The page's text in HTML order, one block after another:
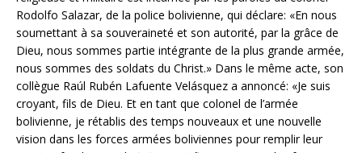
Rodolfo Salazar, de la police bolivienne, qui déclare: «En nous
soumettant à sa souveraineté et son autorité, par la grâce de
Dieu, nous sommes partie intégrante de la plus grande armée,
nous sommes des soldats du Christ.» Dans le même acte, son
collègue Raúl Rubén Lafuente Velásquez a annoncé: «Je suis
croyant, fils de Dieu. Et en tant que colonel de l’armée
bolivienne, je rétablis des temps nouveaux et une nouvelle
vision dans les forces armées boliviennes pour remplir leur